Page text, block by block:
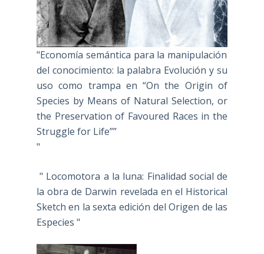
"Economía semántica para la manipulación
del conocimiento: la palabra Evolución y su
uso como trampa en “On the Origin of
Species by Means of Natural Selection, or
the Preservation of Favoured Races in the
Struggle for Life””
"
" Locomotora a la luna: Finalidad social de
la obra de Darwin revelada en el Historical
Sketch en la sexta edición del Origen de las
Especies "